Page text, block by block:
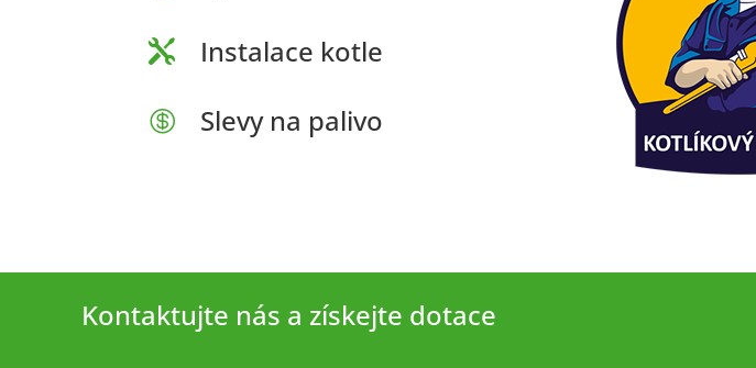
 Instalace kotle
 Slevy na palivo
Kontaktujte nás a získejte dotace